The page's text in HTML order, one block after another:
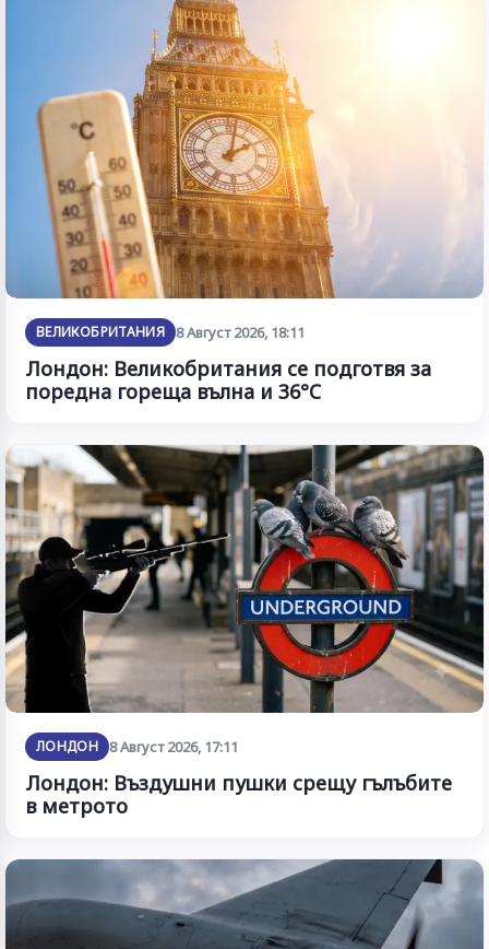
ВЕЛИКОБРИТАНИЯ 8 Август 2026, 18:11
Лондон: Великобритания се подготвя за
поредна гореща вълна и 36°C
ЛОНДОН 8 Август 2026, 17:11
Лондон: Въздушни пушки срещу гълъбите
в метрото